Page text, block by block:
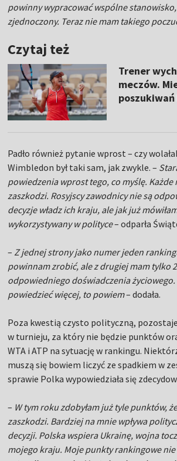
powinny wypracować wspólne stanowisko,
zjednoczony. Teraz nie mam takiego
Czytaj też
Trener
meczów.
Padło również pytanie wprost – czy
Wimbledon był taki sam, jak zwykle. –
powiedzenia wprost tego, co myślę.
zaszkodzi. Rosyjscy zawodnicy nie są
decyzje władz ich kraju, ale jak już
wykorzystywany w polityce– odparła
–Z jednej strony jako numer jeden
powinnam zrobić, ale z drugiej mam tylko
odpowiedniego doświadczenia
powiedzieć więcej, to powiem– dodała.
Poza kwestią czysto polityczną,
w turnieju, za który nie będzie punktów
WTA i ATP na sytuację w rankingu.
muszą się bowiem liczyć ze spadkiem w
sprawie Polka wypowiedziała się
– W tym roku zdobyłam już tyle punktów,
zaszkodzi. Bardziej na mnie wpływa
decyzji. Polska wspiera Ukrainę, wojna
mojego kraju. Moje punkty rankingowe